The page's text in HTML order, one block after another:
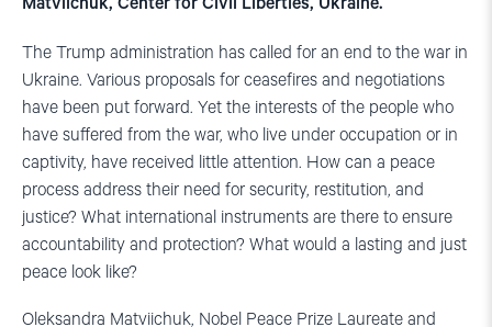
The Trump administration has called for an end to the war in
Ukraine. Various proposals for ceasefires and negotiations
have been put forward. Yet the interests of the people who
have suffered from the war, who live under occupation or in
captivity, have received little attention. How can a peace
process address their need for security, restitution, and
justice? What international instruments are there to ensure
accountability and protection? What would a lasting and just
peace look like?
Oleksandra Matviichuk, Nobel Peace Prize Laureate and